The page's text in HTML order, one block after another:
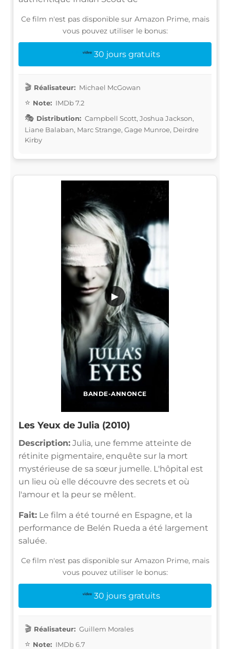
Ce film n'est pas disponible sur Amazon Prime, mais
vous pouvez utiliser le bonus:
30 jours gratuits
Réalisateur: Michael McGowan
Note: IMDb 7.2
Distribution: Campbell Scott, Joshua Jackson,
Liane Balaban, Marc Strange, Gage Munroe, Deirdre
Kirby
BANDE-ANNONCE
▶
Les Yeux de Julia (2010)
Description: Julia, une femme atteinte de
rétinite pigmentaire, enquête sur la mort
mystérieuse de sa sœur jumelle. L'hôpital est
un lieu où elle découvre des secrets et où
l'amour et la peur se mêlent.
Fait: Le film a été tourné en Espagne, et la
performance de Belén Rueda a été largement
saluée.
Ce film n'est pas disponible sur Amazon Prime, mais
vous pouvez utiliser le bonus:
30 jours gratuits
Réalisateur: Guillem Morales
Note: IMDb 6.7